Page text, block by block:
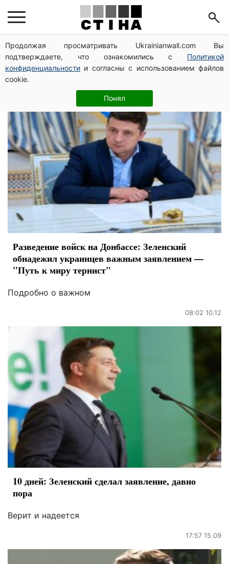
Продолжая просматривать Ukrainianwall.com Вы
подтверждаете, что ознакомились с Политикой
конфиденциальности и согласны с использованием файлов
cookie.
Понял
Нормандская
четверка
Разведение войск на Донбассе: Зеленский
обнадежил украинцев важным заявлением —
"Путь к миру тернист"
Подробно о важном
08:02 10.12
10 дней: Зеленский сделал заявление, давно
пора
Верит и надеется
17:57 15.09